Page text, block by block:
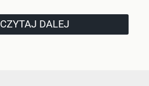
CZYTAJ DALEJ